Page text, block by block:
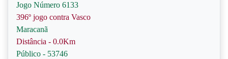
Jogo Número 6133
396º jogo contra Vasco
Maracanã
Distância - 0.0Km
Público - 53746